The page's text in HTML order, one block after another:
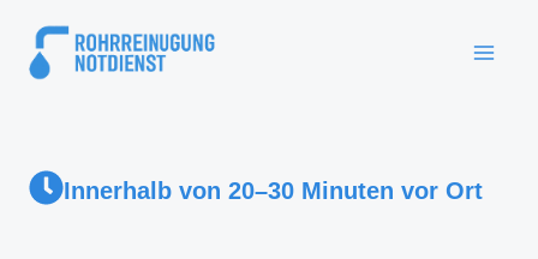
Innerhalb von 20–30 Minuten vor Ort